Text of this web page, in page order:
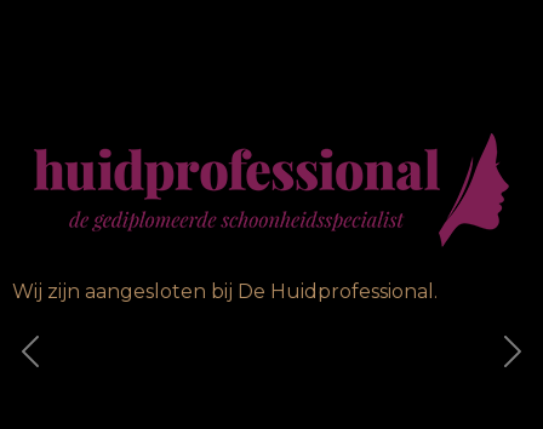
Wij zijn aangesloten bij De Huidprofessional.
Vorige